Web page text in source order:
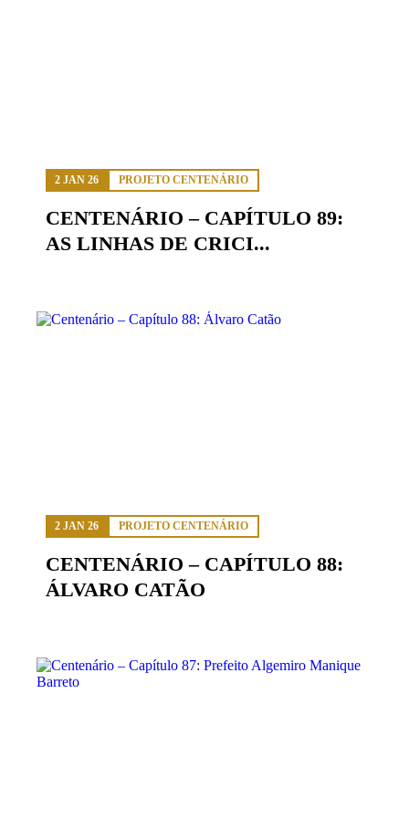
2 JAN 26 PROJETO CENTENÁRIO
CENTENÁRIO – CAPÍTULO 89:
AS LINHAS DE CRICI...
2 JAN 26 PROJETO CENTENÁRIO
CENTENÁRIO – CAPÍTULO 88:
ÁLVARO CATÃO